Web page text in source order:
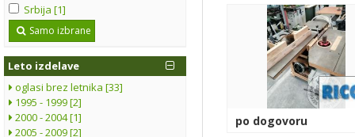
Srbija [1]
Samo izbrane
Leto izdelave
oglasi brez letnika [33]
1995 - 1999 [2]
2000 - 2004 [1]
2005 - 2009 [2]
po dogovoru